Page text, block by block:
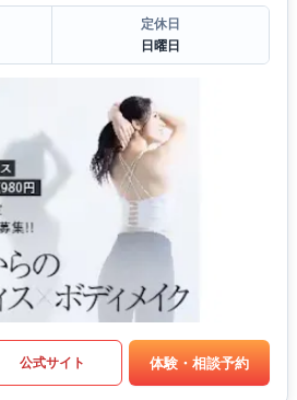
定休日
日曜日
公式サイト 体験・相談予約